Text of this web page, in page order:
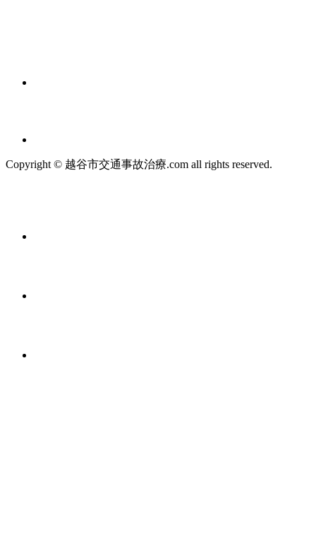
Copyright © 越谷市交通事故治療.com all rights reserved.